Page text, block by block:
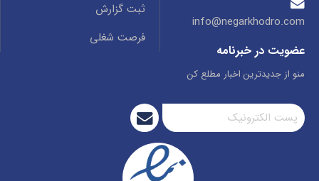
info@negarkhodro.com
ثبت گزارش
فرصت شغلی
عضویت در خبرنامه
منو از جدیدترین اخبار مطلع کن